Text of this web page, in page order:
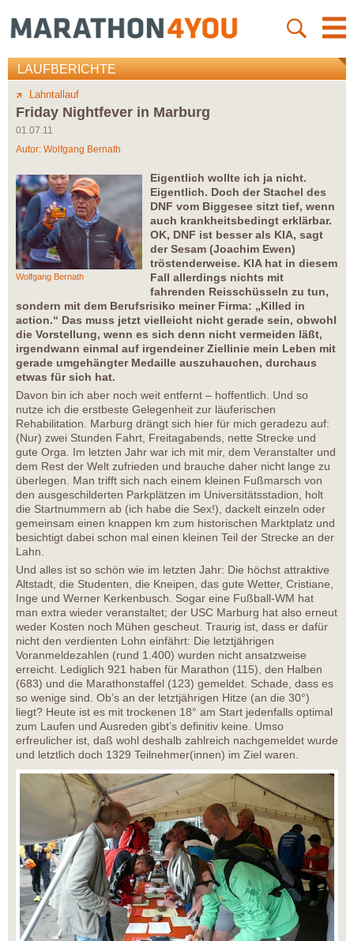
LAUFBERICHTE
Lahntallauf
Friday Nightfever in Marburg
01.07.11
Autor: Wolfgang Bernath
Wolfgang Bernath
Eigentlich wollte ich ja nicht.
Eigentlich. Doch der Stachel des
DNF vom Biggesee sitzt tief, wenn
auch krankheitsbedingt erklärbar.
OK, DNF ist besser als KIA, sagt
der Sesam (Joachim Ewen)
tröstenderweise. KIA hat in diesem
Fall allerdings nichts mit
fahrenden Reisschüsseln zu tun,
sondern mit dem Berufsrisiko meiner Firma: „Killed in
action.“ Das muss jetzt vielleicht nicht gerade sein, obwohl
die Vorstellung, wenn es sich denn nicht vermeiden läßt,
irgendwann einmal auf irgendeiner Ziellinie mein Leben mit
gerade umgehängter Medaille auszuhauchen, durchaus
etwas für sich hat.
Davon bin ich aber noch weit entfernt – hoffentlich. Und so
nutze ich die erstbeste Gelegenheit zur läuferischen
Rehabilitation. Marburg drängt sich hier für mich geradezu auf:
(Nur) zwei Stunden Fahrt, Freitagabends, nette Strecke und
gute Orga. Im letzten Jahr war ich mit mir, dem Veranstalter und
dem Rest der Welt zufrieden und brauche daher nicht lange zu
überlegen. Man trifft sich nach einem kleinen Fußmarsch von
den ausgeschilderten Parkplätzen im Universitätsstadion, holt
die Startnummern ab (ich habe die Sex!), dackelt einzeln oder
gemeinsam einen knappen km zum historischen Marktplatz und
besichtigt dabei schon mal einen kleinen Teil der Strecke an der
Lahn.
Und alles ist so schön wie im letzten Jahr: Die höchst attraktive
Altstadt, die Studenten, die Kneipen, das gute Wetter, Cristiane,
Inge und Werner Kerkenbusch. Sogar eine Fußball-WM hat
man extra wieder veranstaltet; der USC Marburg hat also erneut
weder Kosten noch Mühen gescheut. Traurig ist, dass er dafür
nicht den verdienten Lohn einfährt: Die letztjährigen
Voranmeldezahlen (rund 1.400) wurden nicht ansatzweise
erreicht. Lediglich 921 haben für Marathon (115), den Halben
(683) und die Marathonstaffel (123) gemeldet. Schade, dass es
so wenige sind. Ob’s an der letztjährigen Hitze (an die 30°)
liegt? Heute ist es mit trockenen 18° am Start jedenfalls optimal
zum Laufen und Ausreden gibt’s definitiv keine. Umso
erfreulicher ist, daß wohl deshalb zahlreich nachgemeldet wurde
und letztlich doch 1329 Teilnehmer(innen) im Ziel waren.